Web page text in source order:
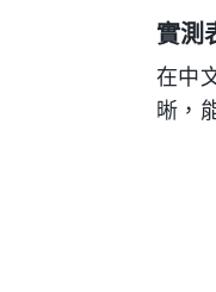
實測
在中
晰，